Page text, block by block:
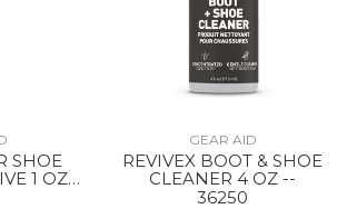
SHOE
1 OZ -
GEAR AID
REVIVEX BOOT & SHOE
CLEANER 4 OZ --
36250